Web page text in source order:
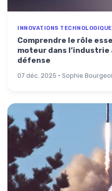
INNOVATIONS
Comprendre le rôle
moteur dans
défense
07 déc. 2025 · Sophie